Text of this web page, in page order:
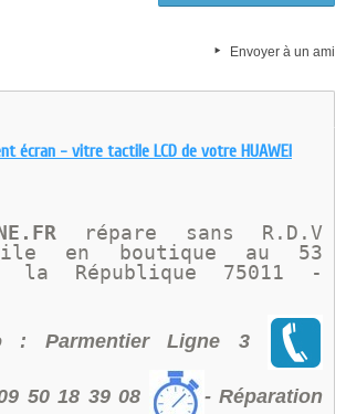
Envoyer à un ami
écran - vitre tactile LCD de votre HUAWEI
répare sans R.D.V
en boutique au 53
la République 75011 -
: Parmentier Ligne 3
50 18 39 08 - Réparation